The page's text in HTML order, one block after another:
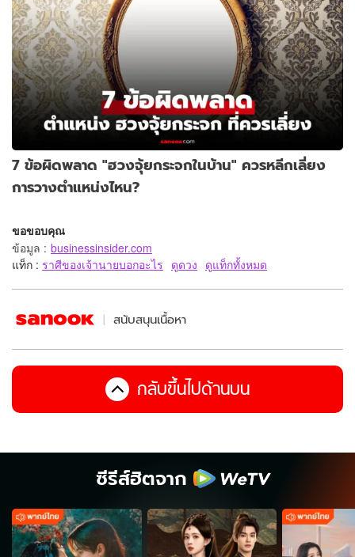
7 ข้อผิดพลาด "ฮวงจุ้ยกระจกในบ้าน" ควรหลีกเลี่ยง
การวางตำแหน่งไหน?
ขอขอบคุณ
ข้อมูล : businessinsider.com
แท็ก : ราศีของเจ้านายบอกอะไร ดูดวง ดูแท็กทั้งหมด
สนับสนุนเนื้อหา
กลับขึ้นไปด้านบน
ซีรีส์ฮิตจาก